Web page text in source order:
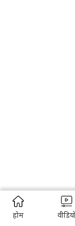
होम